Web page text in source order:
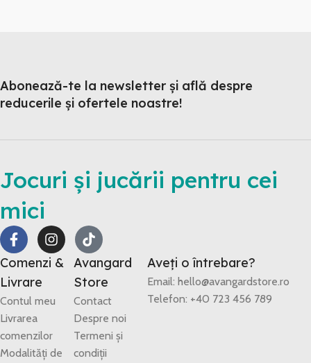
Abonează-te la newsletter și află despre
reducerile și ofertele noastre!
Jocuri și jucării pentru cei
mici
Comenzi &
Livrare
Contul meu
Livrarea
comenzilor
Modalități de
Avangard
Store
Contact
Despre noi
Termeni și
condiții
Aveți o întrebare?
Email: hello@avangardstore.ro
Telefon: +40 723 456 789